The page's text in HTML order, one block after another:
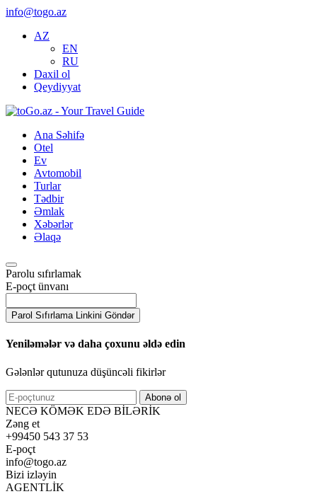
info@togo.az
AZ
EN
RU
Daxil ol
Qeydiyyat
Ana Səhifə
Otel
Ev
Avtomobil
Turlar
Tədbir
Əmlak
Xəbərlər
Əlaqə
Parolu sıfırlamak
E-poçt ünvanı
Parol Sıfırlama Linkini Göndər
Yeniləmələr və daha çoxunu əldə edin
Gələnlər qutunuza düşüncəli fikirlər
Abonə ol
NECƏ KÖMƏK EDƏ BİLƏRİK
Zəng et
+99450 543 37 53
E-poçt
info@togo.az
Bizi izləyin
AGENTLİK